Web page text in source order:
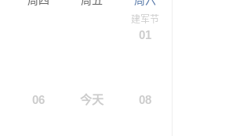
建军节
01
06 今天 08